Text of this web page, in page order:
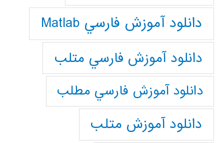
دانلود آموزش فارسي Matlab
دانلود آموزش فارسي متلب
دانلود آموزش فارسي مطلب
دانلود آموزش متلب